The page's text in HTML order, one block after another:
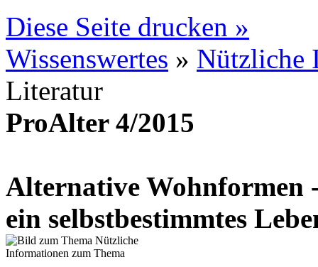
Diese Seite drucken »
Wissenswertes » Nützliche
Literatur
ProAlter 4/2015
Alternative Wohnformen
ein selbstbestimmtes